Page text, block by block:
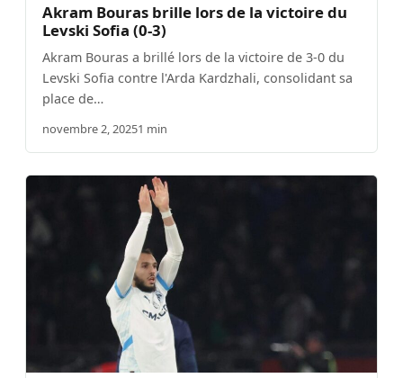
Akram Bouras brille lors de la victoire du
Levski Sofia (0-3)
Akram Bouras a brillé lors de la victoire de 3-0 du
Levski Sofia contre l'Arda Kardzhali, consolidant sa
place de…
novembre 2, 20251 min